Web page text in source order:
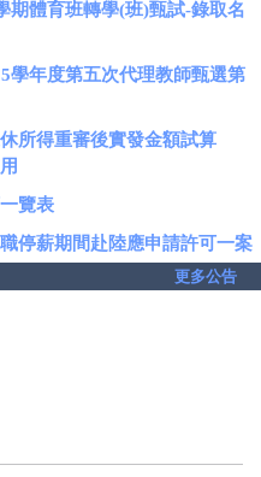
期體育班轉學(班)甄試-錄取名
學年度第五次代理教師甄選第
所得重審後實發金額試算
覽表
停薪期間赴陸應申請許可一案
更多公告